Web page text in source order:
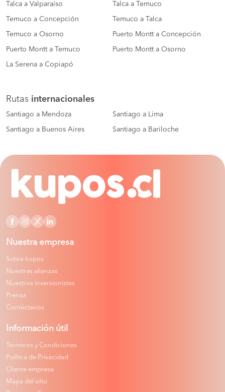
Talca a Valparaíso Talca a Temuco
Temuco a Concepción Temuco a Talca
Temuco a Osorno Puerto Montt a Concepción
Puerto Montt a Temuco Puerto Montt a Osorno
La Serena a Copiapó
Rutas internacionales
Santiago a Mendoza Santiago a Lima
Santiago a Buenos Aires Santiago a Bariloche
Nuestra empresa
Sobre kupos
Nuestras alianzas
Nuestros inversionistas
Prensa
Contáctanos
Información útil
Términos y Condiciones
Política de Privacidad
Cliente empresa
Mapa del sitio